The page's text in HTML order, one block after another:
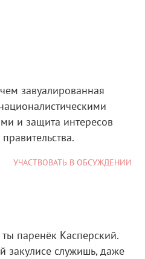
завуалированная
и защита интересов
УЧАСТВОВАТЬ В ОБСУЖДЕНИИ
паренёк Касперский.
закулисе служишь, даже